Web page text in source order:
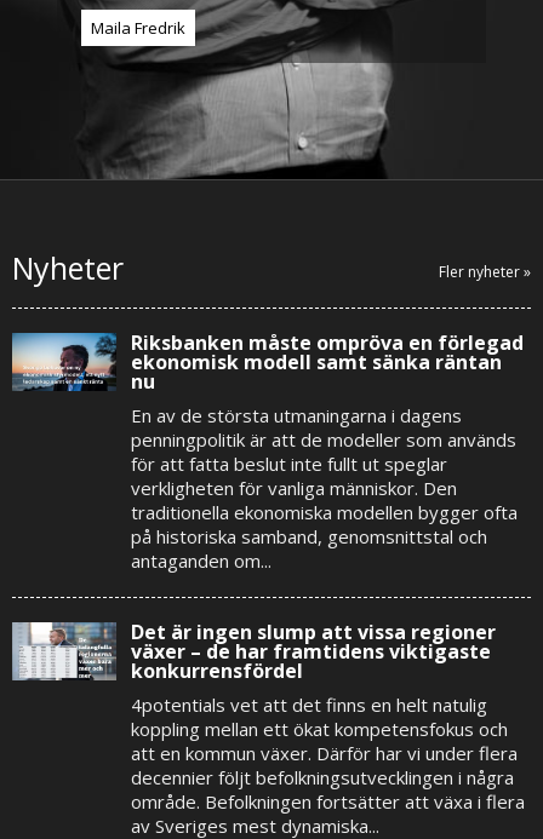
Maila Fredrik
Nyheter Fler nyheter »
Riksbanken måste ompröva en förlegad
ekonomisk modell samt sänka räntan
nu
En av de största utmaningarna i dagens
penningpolitik är att de modeller som används
för att fatta beslut inte fullt ut speglar
verkligheten för vanliga människor. Den
traditionella ekonomiska modellen bygger ofta
på historiska samband, genomsnittstal och
antaganden om...
Det är ingen slump att vissa regioner
växer – de har framtidens viktigaste
konkurrensfördel
4potentials vet att det finns en helt natulig
koppling mellan ett ökat kompetensfokus och
att en kommun växer. Därför har vi under flera
decennier följt befolkningsutvecklingen i några
område. Befolkningen fortsätter att växa i flera
av Sveriges mest dynamiska...